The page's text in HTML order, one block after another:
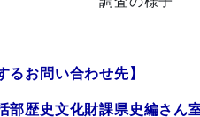
るお問い合わせ先】
部歴史文化財課県史編さ